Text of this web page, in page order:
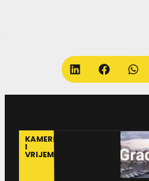
KAMERE
I
VRIJEME